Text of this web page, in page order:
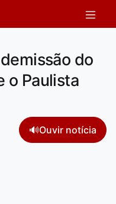
do
o Paulista
🔊Ouvir notícia